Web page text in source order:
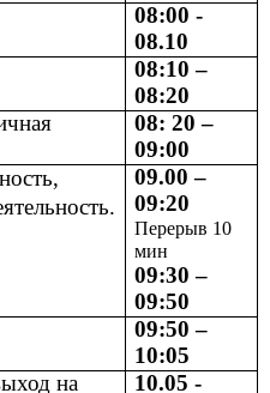
08:00 -
08.10
08:10 –
08:20
08: 20 –
09:00
09.00 –
09:20
Перерыв 10
мин
09:30 –
09:50
09:50 –
10:05
на
10.05 -